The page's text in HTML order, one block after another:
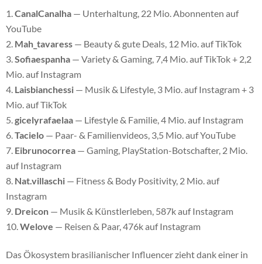
CanalCanalha — Unterhaltung, 22 Mio. Abonnenten auf
YouTube
Mah_tavaress — Beauty & gute Deals, 12 Mio. auf TikTok
Sofiaespanha — Variety & Gaming, 7,4 Mio. auf TikTok + 2,2
Mio. auf Instagram
Laisbianchessi — Musik & Lifestyle, 3 Mio. auf Instagram + 3
Mio. auf TikTok
gicelyrafaelaa — Lifestyle & Familie, 4 Mio. auf Instagram
Tacielo — Paar- & Familienvideos, 3,5 Mio. auf YouTube
Eibrunocorrea — Gaming, PlayStation-Botschafter, 2 Mio.
auf Instagram
Nat.villaschi — Fitness & Body Positivity, 2 Mio. auf
Instagram
Dreicon — Musik & Künstlerleben, 587k auf Instagram
Welove — Reisen & Paar, 476k auf Instagram
Das Ökosystem brasilianischer Influencer zieht dank einer in